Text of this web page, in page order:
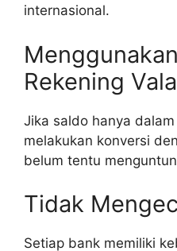
internasional.
Rekening
Jika saldo hanya
melakukan konversi
belum tentu
Tidak
Setiap bank memiliki